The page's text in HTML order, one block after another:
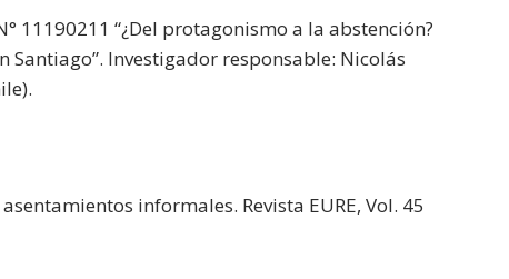
11190211 “¿Del protagonismo a la abstención?
Investigador responsable: Nicolás
informales. Revista EURE, Vol. 45